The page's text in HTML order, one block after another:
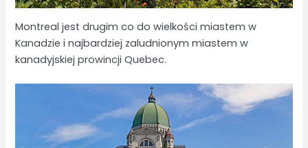
Montreal jest drugim co do wielkości miastem w
Kanadzie i najbardziej zaludnionym miastem w
kanadyjskiej prowincji Quebec.